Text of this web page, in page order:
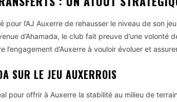
pour l’AJ Auxerre de rehausser le niveau de son
d’Ahamada, le club fait preuve d’une volonté
l’engagement d’Auxerre à vouloir évoluer et
SUR LE JEU AUXERROIS
pour offrir à Auxerre la stabilité au milieu de